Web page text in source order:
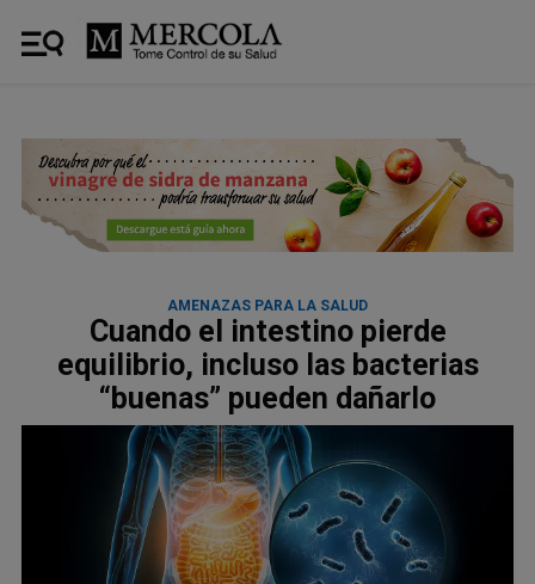
AMENAZAS PARA LA SALUD
Cuando el intestino pierde
equilibrio, incluso las bacterias
“buenas” pueden dañarlo